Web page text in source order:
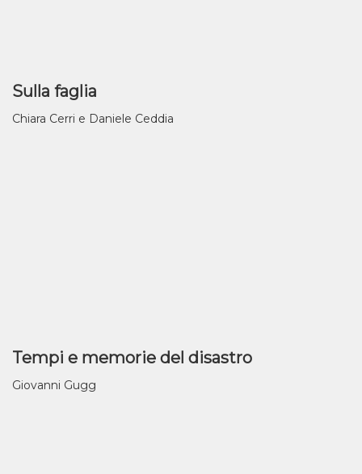
Sulla faglia
Chiara Cerri e Daniele Ceddia
Tempi e memorie del disastro
Giovanni Gugg